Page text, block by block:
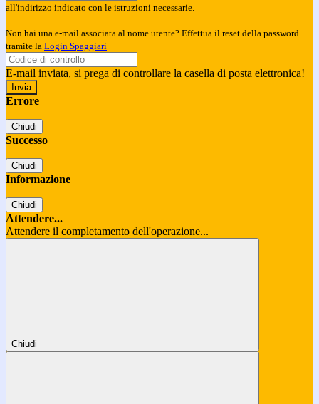
all'indirizzo indicato con le istruzioni necessarie.
Non hai una e-mail associata al nome utente? Effettua il reset della password
tramite la Login Spaggiari
E-mail inviata, si prega di controllare la casella di posta elettronica!
Errore
Chiudi
Successo
Chiudi
Informazione
Chiudi
Attendere...
Attendere il completamento dell'operazione...
Chiudi